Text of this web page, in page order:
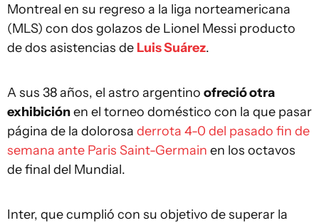
Montreal en su regreso a la liga norteamericana
(MLS) con dos golazos de Lionel Messi producto
de dos asistencias de Luis Suárez.
A sus 38 años, el astro argentino ofreció otra
exhibiciónen el torneo doméstico con la que pasar
página de la dolorosa derrota 4-0 del pasado fin de
semana ante Paris Saint-Germain en los octavos
de final del Mundial.
Inter, que cumplió con su objetivo de superar la